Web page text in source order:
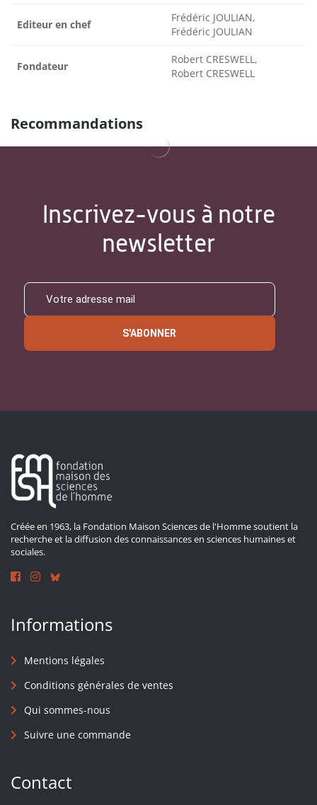
Editeur en chef
Frédéric JOULIAN,
Frédéric JOULIAN
Fondateur
Robert CRESWELL,
Robert CRESWELL
Recommandations
Inscrivez-vous à notre
newsletter
S'ABONNER
Créée en 1963, la Fondation Maison Sciences de l'Homme soutient la
recherche et la diffusion des connaissances en sciences humaines et
sociales.
Informations
Mentions légales
Conditions générales de ventes
Qui sommes-nous
Suivre une commande
Contact